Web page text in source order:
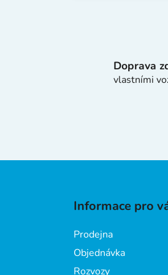
Doprava
vlastními
Informace pro
Prodejna
Objednávka
Rozvozy